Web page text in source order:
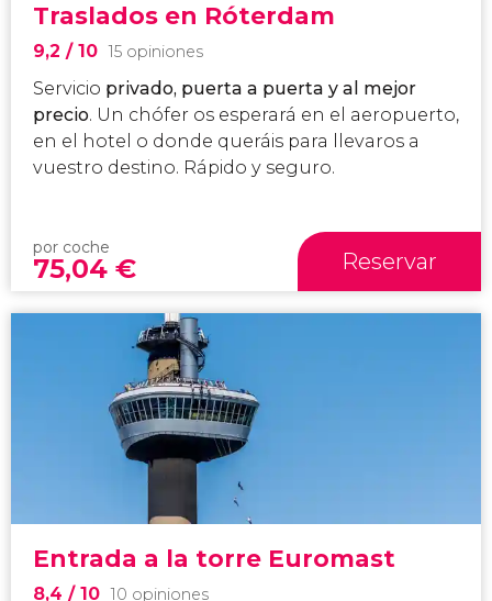
Traslados en Róterdam
9,2 / 10 15 opiniones
Servicio privado, puerta a puerta y al mejor
precio. Un chófer os esperará en el aeropuerto,
en el hotel o donde queráis para llevaros a
vuestro destino. Rápido y seguro.
por coche
75,04 € Reservar
Entrada a la torre Euromast
8,4 / 10 10 opiniones